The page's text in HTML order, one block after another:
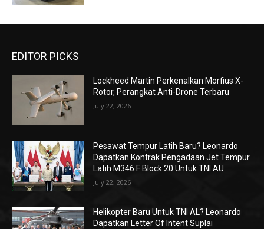
EDITOR PICKS
Lockheed Martin Perkenalkan Morfius X-
Rotor, Perangkat Anti-Drone Terbaru
July 22, 2026
Pesawat Tempur Latih Baru? Leonardo
Dapatkan Kontrak Pengadaan Jet Tempur
Latih M346 F Block 20 Untuk TNI AU
July 22, 2026
Helikopter Baru Untuk TNI AL? Leonardo
Dapatkan Letter Of Intent Suplai